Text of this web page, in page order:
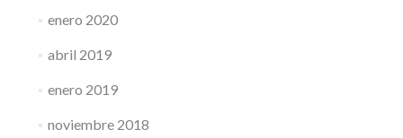
enero 2020
abril 2019
enero 2019
noviembre 2018